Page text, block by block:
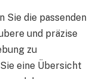
Sie die passenden
und präzise
zu
eine Übersicht